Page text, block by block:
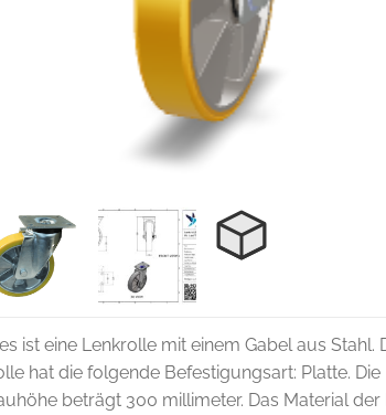
ist eine Lenkrolle mit einem Gabel aus Stahl.
hat die folgende Befestigungsart: Platte. Die
beträgt 300 millimeter. Das Material der